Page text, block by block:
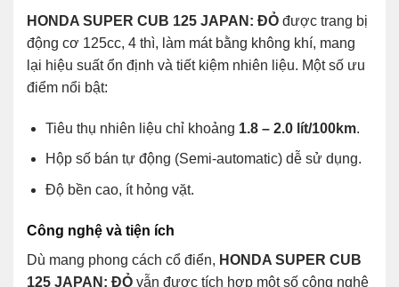
HONDA SUPER CUB 125 JAPAN: ĐỎ được trang bị
động cơ 125cc, 4 thì, làm mát bằng không khí, mang
lại hiệu suất ổn định và tiết kiệm nhiên liệu. Một số ưu
điểm nổi bật:
Tiêu thụ nhiên liệu chỉ khoảng 1.8 – 2.0 lít/100km.
Hộp số bán tự động (Semi-automatic) dễ sử dụng.
Độ bền cao, ít hỏng vặt.
Công nghệ và tiện ích
Dù mang phong cách cổ điển, HONDA SUPER CUB
125 JAPAN: ĐỎ vẫn được tích hợp một số công nghệ